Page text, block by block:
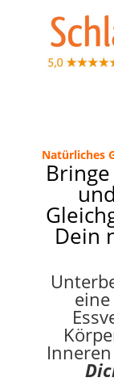
Natürliches
Dein